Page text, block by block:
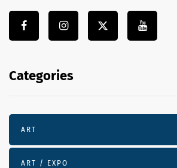
Categories
ART
ART / EXPO